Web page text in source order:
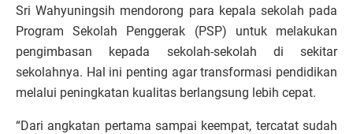
Sri Wahyuningsih mendorong para kepala sekolah pada
Program Sekolah Penggerak (PSP) untuk melakukan
pengimbasan kepada sekolah-sekolah di sekitar
sekolahnya. Hal ini penting agar transformasi pendidikan
melalui peningkatan kualitas berlangsung lebih cepat.
“Dari angkatan pertama sampai keempat, tercatat sudah